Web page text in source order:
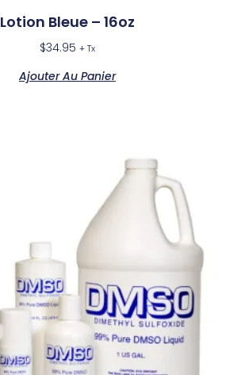
Lotion Bleue – 16oz
$34.95 + Tx
Ajouter Au Panier